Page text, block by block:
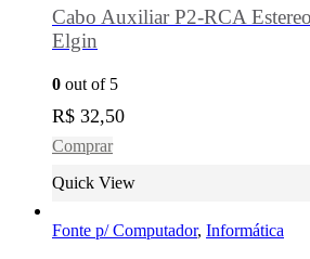
Cabo Auxiliar P2-RCA
Elgin
0 out of 5
R$ 32,50
Comprar
Quick View
Fonte p/ Computador, Informática